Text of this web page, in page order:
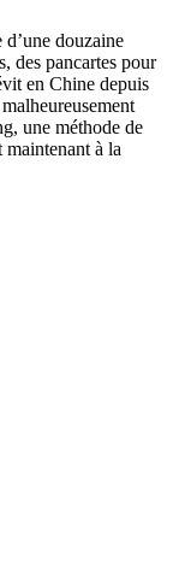
douzaine
des pancartes pour
en Chine depuis
une méthode de
à la